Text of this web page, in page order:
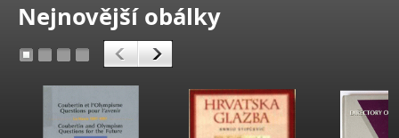
Nejnovější obálky
1 2 3 4 < >